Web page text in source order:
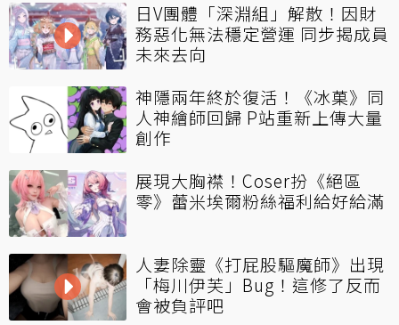
日V團體「深淵組」解散！因財
務惡化無法穩定營運 同步揭成員
未來去向
神隱兩年終於復活！《冰菓》同
人神繪師回歸 P站重新上傳大量
創作
展現大胸襟！Coser扮《絕區
零》蕾米埃爾粉絲福利給好給滿
人妻除靈《打屁股驅魔師》出現
「梅川伊芙」Bug！這修了反而
會被負評吧